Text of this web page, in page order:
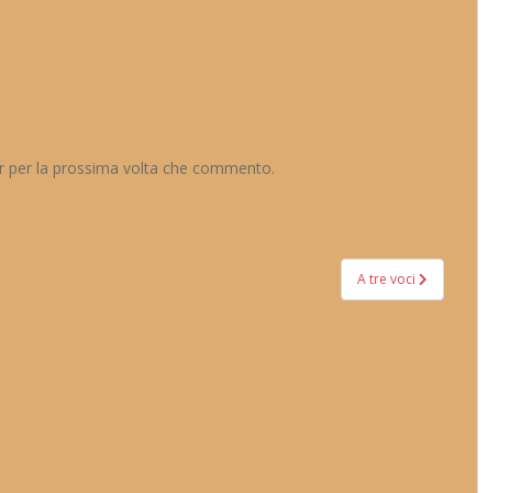
la prossima volta che commento.
A tre voci